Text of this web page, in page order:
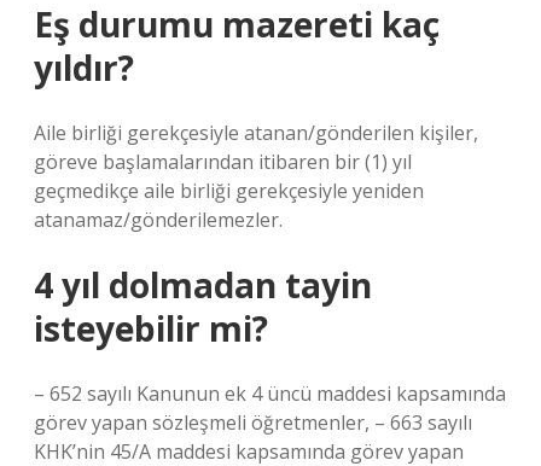
Eş durumu mazereti kaç
yıldır?
Aile birliği gerekçesiyle atanan/gönderilen kişiler,
göreve başlamalarından itibaren bir (1) yıl
geçmedikçe aile birliği gerekçesiyle yeniden
atanamaz/gönderilemezler.
4 yıl dolmadan tayin
isteyebilir mi?
– 652 sayılı Kanunun ek 4 üncü maddesi kapsamında
görev yapan sözleşmeli öğretmenler, – 663 sayılı
KHK’nin 45/A maddesi kapsamında görev yapan